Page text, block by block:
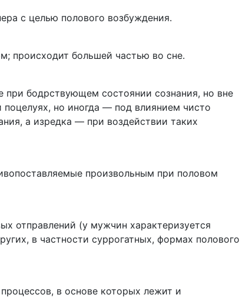
с целью полового возбуждения.
происходит большей частью во сне.
бодрствующем состоянии сознания, но вне
но иногда — под влиянием чисто
а изредка — при воздействии таких
произвольным при половом
отправлений (у мужчин характеризуется
в частности суррогатных, формах полового
в основе которых лежит и